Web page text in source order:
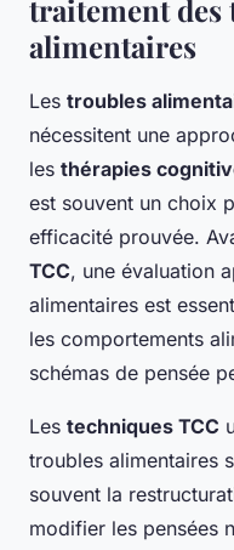
traitement des
alimentaires
Les troubles
nécessitent une
les thérapies
est souvent un choix
efficacité prouvée.
TCC, une évaluation
alimentaires est
les comportements
schémas de pensée
Les techniques TCC
troubles alimentaires
souvent la
modifier les pensées